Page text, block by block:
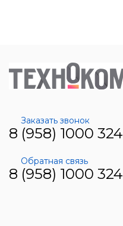
Заказать звонок
8 (958) 1000 324
Обратная связь
8 (958) 1000 324